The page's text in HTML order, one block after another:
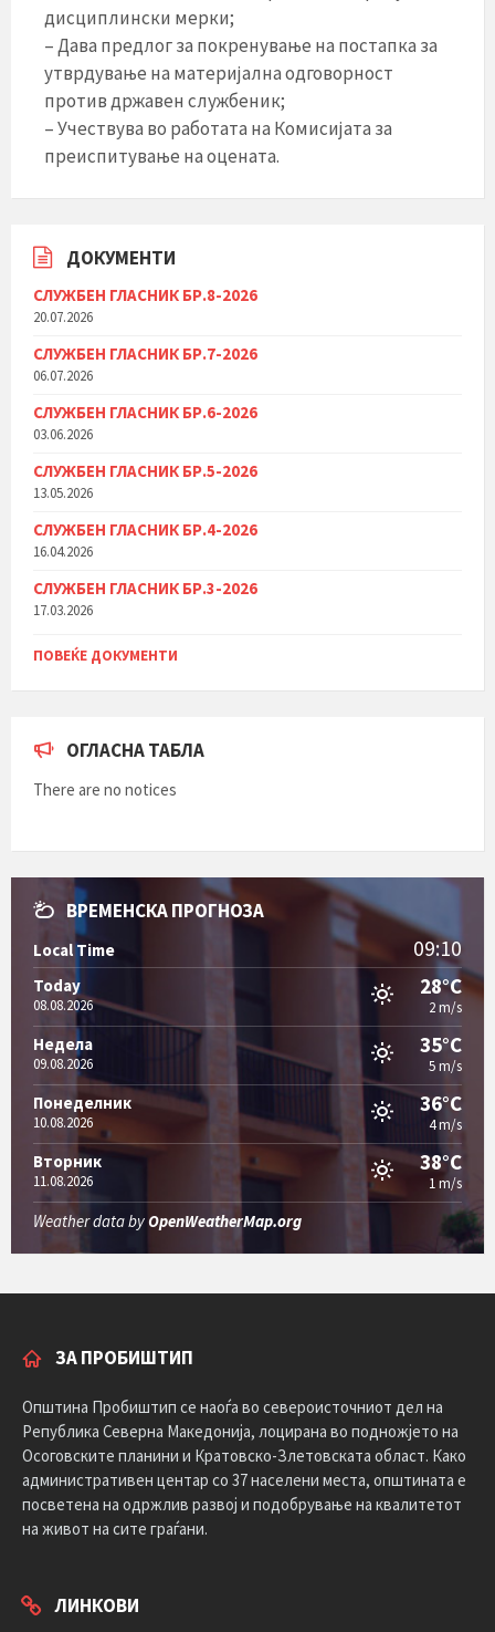
дисциплински мерки;
– Дава предлог за покренување на постапка за
утврдување на материјална одговорност
против државен службеник;
– Учествува во работата на Комисијата за
преиспитување на оцената.
ДОКУМЕНТИ
СЛУЖБЕН ГЛАСНИК БР.8-2026
20.07.2026
СЛУЖБЕН ГЛАСНИК БР.7-2026
06.07.2026
СЛУЖБЕН ГЛАСНИК БР.6-2026
03.06.2026
СЛУЖБЕН ГЛАСНИК БР.5-2026
13.05.2026
СЛУЖБЕН ГЛАСНИК БР.4-2026
16.04.2026
СЛУЖБЕН ГЛАСНИК БР.3-2026
17.03.2026
ПОВЕЌЕ ДОКУМЕНТИ
ОГЛАСНА ТАБЛА
There are no notices
ВРЕМЕНСКА ПРОГНОЗА
Local Time 09:10
Today
08.08.2026
28°C
2 m/s
Недела
09.08.2026
35°C
5 m/s
Понеделник
10.08.2026
36°C
4 m/s
Вторник
11.08.2026
38°C
1 m/s
Weather data byOpenWeatherMap.org
ЗА ПРОБИШТИП
Општина Пробиштип се наоѓа во североисточниот дел на
Република Северна Македонија, лоцирана во подножјето на
Осоговските планини и Кратовско-Злетовската област. Како
административен центар со 37 населени места, општината е
посветена на одржлив развој и подобрување на квалитетот
на живот на сите граѓани.
ЛИНКОВИ